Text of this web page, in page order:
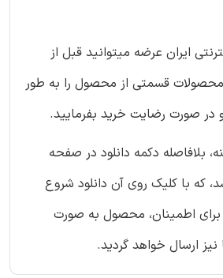
ایران عرضه میتوانید قبل از
محصولات قسمتی از محصول را به طور
و در صورت رضایت خرید بفرمایید.
بلافاصله دکمه دانلود در صفحه
که با کلیک روی آن دانلود شروع
اطمینان، محصول به صورت
ارسال خواهد گردید.